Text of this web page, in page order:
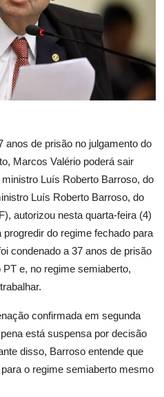
anos de prisão no julgamento do
Marcos Valério poderá sair
Luís Roberto Barroso, do
Luís Roberto Barroso, do
autorizou nesta quarta-feira (4)
do regime fechado para
condenado a 37 anos de prisão
e, no regime semiaberto,
confirmada em segunda
está suspensa por decisão
disso, Barroso entende que
o regime semiaberto mesmo